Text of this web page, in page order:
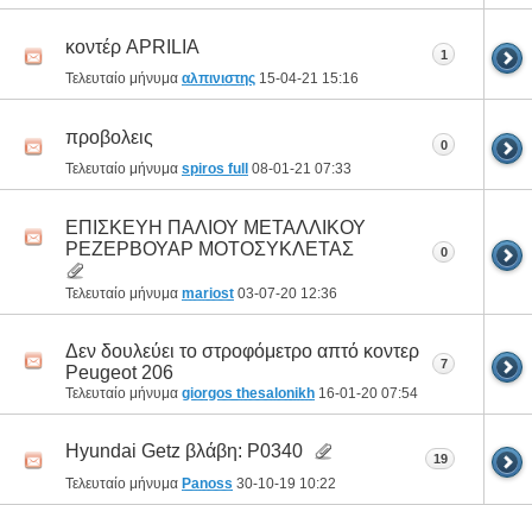
κοντέρ APRILIA
Τελευταίο μήνυμα αλπινιστης 15-04-21 15:16
1
προβολεις
Τελευταίο μήνυμα spiros full 08-01-21 07:33
0
ΕΠΙΣΚΕΥΗ ΠΑΛΙΟΥ ΜΕΤΑΛΛΙΚΟΥ
ΡΕΖΕΡΒΟΥΑΡ ΜΟΤΟΣΥΚΛΕΤΑΣ
Τελευταίο μήνυμα mariost 03-07-20 12:36
0
Δεν δουλεύει το στροφόμετρο απτό κοντερ
Peugeot 206
Τελευταίο μήνυμα giorgos thesalonikh 16-01-20 07:54
7
Hyundai Getz βλάβη: P0340
Τελευταίο μήνυμα Panoss 30-10-19 10:22
19